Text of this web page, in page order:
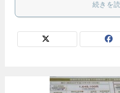
続きを